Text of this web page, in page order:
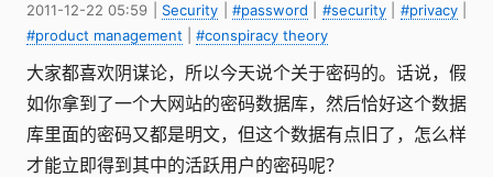
2011-12-22 05:59 Security |#password #security| #privacy|
#product management
#conspiracy theory
大家都喜欢阴谋论，所以今天说个关于密码的。话说，假
如你拿到了一个大网站的密码数据库，然后恰好这个数据
库里面的密码又都是明文，但这个数据有点旧了，怎么样
才能立即得到其中的活跃用户的密码呢？